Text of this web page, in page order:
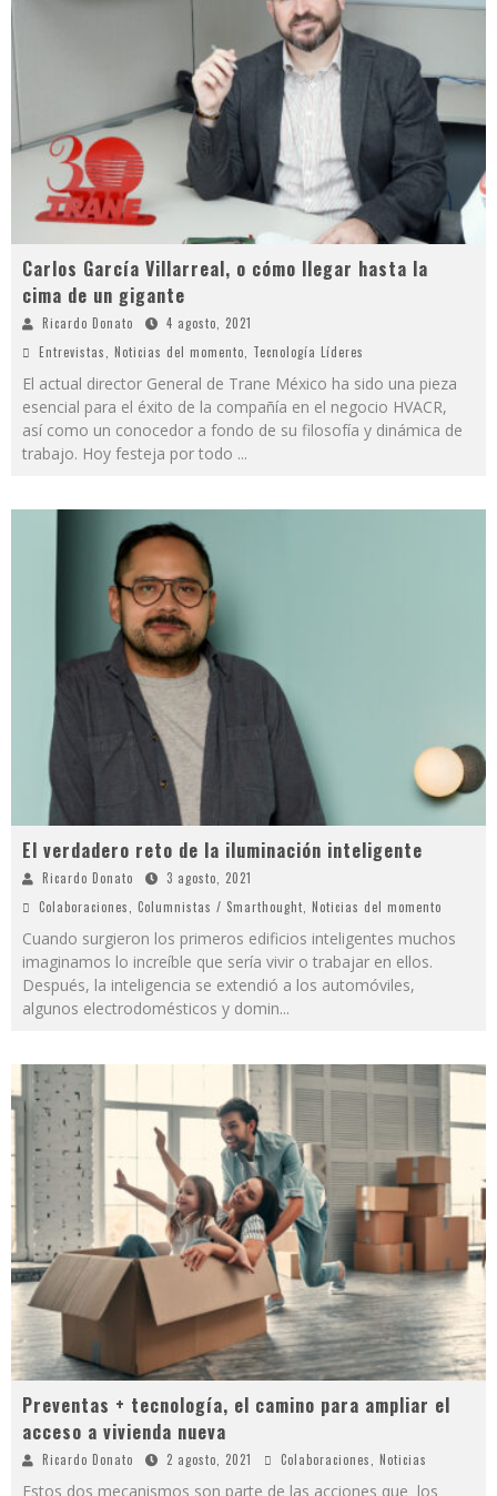
Carlos García Villarreal, o cómo llegar hasta la
cima de un gigante
Ricardo Donato
4 agosto, 2021
Entrevistas
Noticias del momento Tecnología Líderes
El actual director General de Trane México ha sido una pieza
esencial para el éxito de la compañía en el negocio HVACR,
así como un conocedor a fondo de su filosofía y dinámica de
trabajo. Hoy festeja por todo ...
El verdadero reto de la iluminación inteligente
Ricardo Donato
3 agosto, 2021
Colaboraciones
Columnistas / Smarthought Noticias del momento
Cuando surgieron los primeros edificios inteligentes muchos
imaginamos lo increíble que sería vivir o trabajar en ellos.
Después, la inteligencia se extendió a los automóviles,
algunos electrodomésticos y domin...
Preventas + tecnología, el camino para ampliar el
acceso a vivienda nueva
Ricardo Donato 2 agosto, 2021 Colaboraciones, Noticias
Estos dos mecanismos son parte de las acciones que los